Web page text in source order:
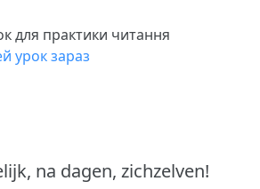
для практики читання
урок зараз
na dagen, zichzelven!